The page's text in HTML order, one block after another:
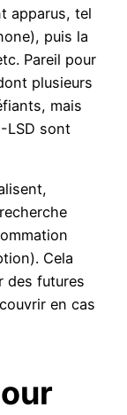
apparus, tel
puis la
Pareil pour
plusieurs
mais
LSD sont
Cela
des futures
en cas